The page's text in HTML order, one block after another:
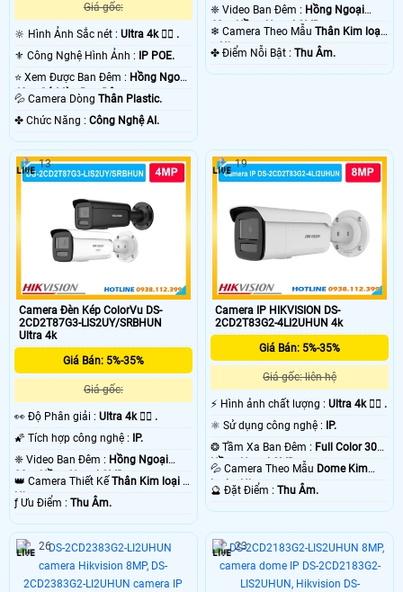
Giá gốc:
🔆 Hình Ảnh Sắc nét : Ultra 4k 👍🏾 .
⚜️ Công Nghệ Hình Ảnh :
IP POE.
⭐ Xem Được Ban Đêm : Hồng Ngoại
40m Có Màu Ban Ðêm.
💦 Camera Dòng Thân Plastic.
️✤ Chức Năng : Công Nghệ AI.
❈ Video Ban Đêm : Hồng Ngoại
60m Hồng Ngoại SMD.
❄ Camera Theo MẫuThân Kim loại
+ Nhựa.
️✤ Điểm Nỗi Bật :Thu Âm.
Camera Đèn Kép ColorVu DS-
2CD2T87G3-LIS2UY/SRBHUN
Ultra 4k
Giá Bán: 5%-35%
Giá gốc:
️👀 Độ Phân giải : Ultra 4k 👍🏾 .
🌠 Tích hợp công nghệ : IP.
❈ Video Ban Đêm : Hồng Ngoại
80m Hồng Ngoại SMD.
👑 Camera Thiết KếThân Kim loại +
Nhựa.
️ƒ Ưu Điểm : Thu Âm.
13
Camera IP HIKVISION DS-
2CD2T83G2-4LI2UHUN 4k
Giá Bán: 5%-35%
Giá gốc: liên hệ
️⚡ Hình ảnh chất lượng :Ultra 4k 👍🏾 .
⚛️ Sử dụng công nghệ : IP.
❂ Tầm Xa Ban Đêm : Full Color 30m
Hồng Ngoại SMD.
💦 Camera Theo Mẫu Dome Kim
loại + Nhựa.
️🔮 Đặt Điểm :Thu Âm.
19
26 23